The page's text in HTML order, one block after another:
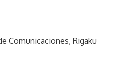
Comunicaciones, Rigaku